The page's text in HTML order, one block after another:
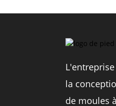
la
de moules